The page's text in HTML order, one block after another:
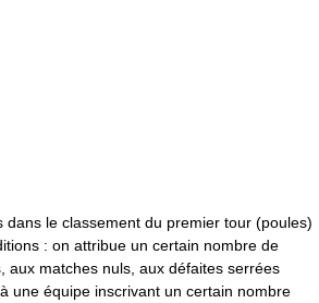
dans le classement du premier tour (poules)
: on attribue un certain nombre de
aux matches nuls, aux défaites serrées
une équipe inscrivant un certain nombre